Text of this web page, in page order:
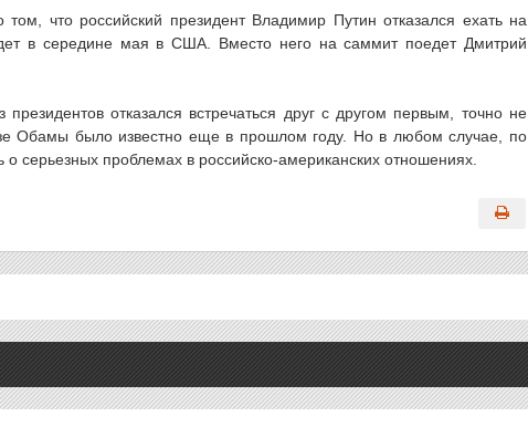
что российский президент Владимир Путин отказался ехать на
в середине мая в США. Вместо него на саммит поедет Дмитрий
отказался встречаться друг с другом первым, точно не
Обамы было известно еще в прошлом году. Но в любом случае, по
о серьезных проблемах в российско-американских отношениях.